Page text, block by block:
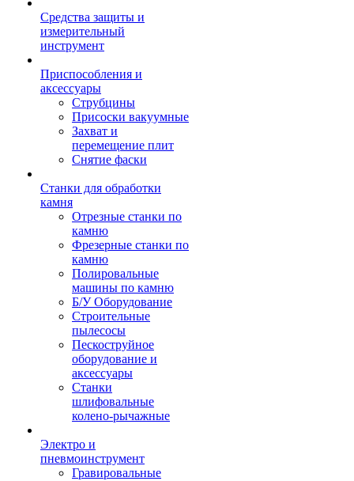
Средства защиты и
измерительный
инструмент
Приспособления и
аксессуары
Струбцины
Присоски вакуумные
Захват и
перемещение плит
Снятие фаски
Станки для обработки
камня
Отрезные станки по
камню
Фрезерные станки по
камню
Полировальные
машины по камню
Б/У Оборудование
Строительные
пылесосы
Пескоструйное
оборудование и
аксессуары
Станки
шлифовальные
колено-рычажные
Электро и
пневмоинструмент
Гравировальные